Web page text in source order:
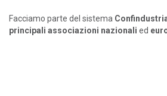
Facciamo parte del sistema
principali associazioni nazionali ed